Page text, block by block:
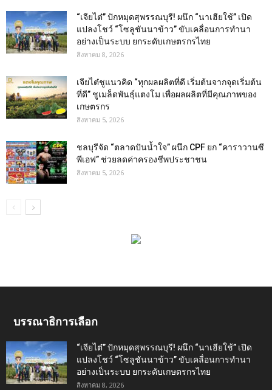
“เจียไต๋” ปักหมุดสุพรรณบุรี! ผนึก “นาเฮียใช้” เปิด
แปลงโชว์ “โซลูชันนาข้าว” ขับเคลื่อนการทำนา
อย่างเป็นระบบ ยกระดับเกษตรกรไทย
สิงหาคม 8, 2026
เจียไต๋ชูแนวคิด “ทุกผลผลิตที่ดี เริ่มต้นจากจุดเริ่มต้น
ที่ดี” ชูเมล็ดพันธุ์แตงโม เพื่อผลผลิตที่มีคุณภาพของ
เกษตรกร
สิงหาคม 5, 2026
ชลบุรีจัด “ตลาดปันน้ำใจ” ผนึก CPF ยก “คาราวานซี
พีเอฟ” ช่วยลดค่าครองชีพประชาชน
สิงหาคม 5, 2026
บรรณาธิการเลือก
“เจียไต๋” ปักหมุดสุพรรณบุรี! ผนึก “นาเฮียใช้” เปิด
แปลงโชว์ “โซลูชันนาข้าว” ขับเคลื่อนการทำนา
อย่างเป็นระบบ ยกระดับเกษตรกรไทย
สิงหาคม 8, 2026